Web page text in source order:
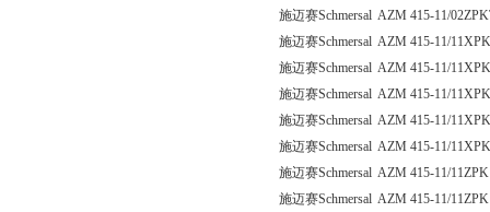
施迈赛Schmersal AZM 415-11/
施迈赛Schmersal AZM 415-11/
施迈赛Schmersal AZM 415-11/
施迈赛Schmersal AZM 415-11/
施迈赛Schmersal AZM 415-11/
施迈赛Schmersal AZM 415-11/
施迈赛Schmersal AZM 415-11/
施迈赛Schmersal AZM 415-11/